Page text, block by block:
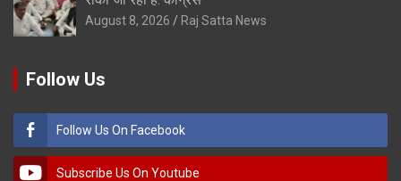
August 8, 2026 Raj Satta News
Follow Us
Follow Us On Facebook
Subscribe Us On Youtube